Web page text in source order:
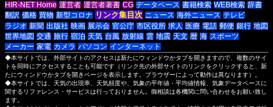
HIR-NET Home 運営者 運営者著書 CG データベース 書籍検索 WEB検索 辞書
翻訳 価格 買物 新型コロナ リンク集目次 ニュース 海外ニュース テレビ
ラジオ 新聞 出版社 映画 展示会 官公庁 市区役所 求人 医療 電話 郵便 銀行 地図
世界地図 交通 旅行 宿泊 天気 台風 放射線 雲 地震 天文 暦 海 スポーツ
メーカー 家電 カメラ パソコン インターネット
◆本サイトでは、外部サイトのアクセスは新たにウィンドウかタブを開きますので、複数のサイ
トを同時にアクセスすることも可能です（リンク先の外部サイトのリンクをクリックすると、新
たにウィンドウかタブを開きページを表示します。ブラウザーによって動作は異なります）。
◆本サイトでは、天気の出現率、天気頻度や、気象の平年値・平均値情報、気象データベースに
関するリファレンス・サービスは行っておりません。御相談は各機関に問い合わせをお願い致し
ます。